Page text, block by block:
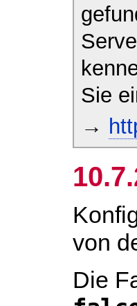
Sie
→
von
Die